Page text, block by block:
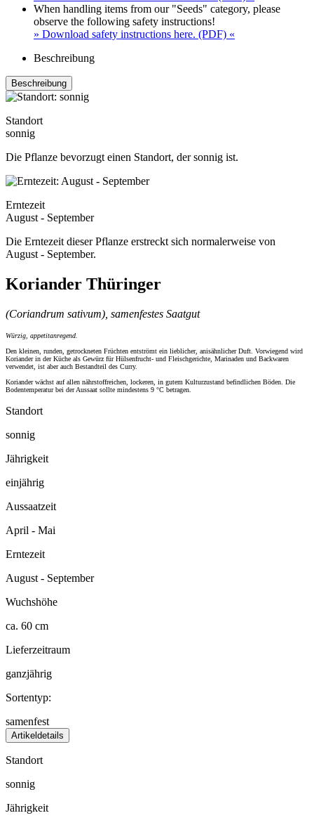
When handling items from our "Seeds" category, please
observe the following safety instructions!
» Download safety instructions here. (PDF) «
Beschreibung
Beschreibung
Standort
sonnig
Die Pflanze bevorzugt einen Standort, der sonnig ist.
Erntezeit
August - September
Die Erntezeit dieser Pflanze erstreckt sich normalerweise von
August - September.
Koriander Thüringer
(Coriandrum sativum), samenfestes Saatgut
Würzig, appetitanregend.
Den kleinen, runden, getrockneten Früchten entströmt ein lieblicher, anisähnlicher Duft. Vorwiegend wird
Koriander in der Küche als Gewürz für Hülsenfrucht- und Fleischgerichte, Marinaden und Backwaren
verwendet, ist aber auch Bestandteil des Curry.
Koriander wächst auf allen nährstoffreichen, lockeren, in gutem Kulturzustand befindlichen Böden. Die
Bodentemperatur bei der Aussaat sollte mindestens 9 °C betragen.
Standort
sonnig
Jährigkeit
einjährig
Aussaatzeit
April - Mai
Erntezeit
August - September
Wuchshöhe
ca. 60 cm
Lieferzeitraum
ganzjährig
Sortentyp:
samenfest
Artikeldetails
Standort
sonnig
Jährigkeit